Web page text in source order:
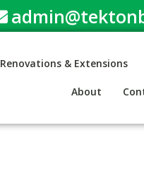
Renovations & Extensions
About